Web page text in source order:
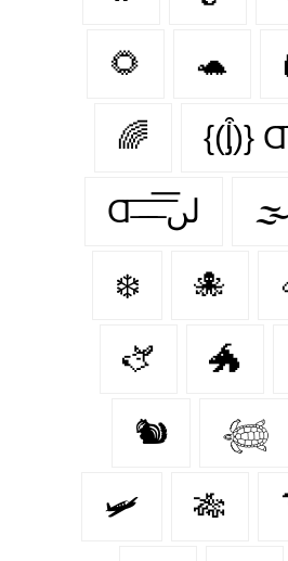
🌻 🐢
🌈
Ɑ͞ ̶͞ ̶͞ ̶͞ لں͞
❄️ 🐙
🫏 🐲
🐿️ 𓆉
🛩 🎋